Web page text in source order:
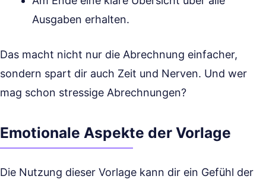
Ausgaben erhalten.
Das macht nicht nur die Abrechnung einfacher,
sondern spart dir auch Zeit und Nerven. Und wer
mag schon stressige Abrechnungen?
Emotionale Aspekte der Vorlage
Die Nutzung dieser Vorlage kann dir ein Gefühl der